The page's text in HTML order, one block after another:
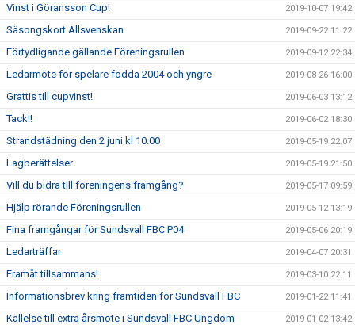
Vinst i Göransson Cup! 2019-10-07 19:42
Säsongskort Allsvenskan 2019-09-22 11:22
Förtydligande gällande Föreningsrullen 2019-09-12 22:34
Ledarmöte för spelare födda 2004 och yngre 2019-08-26 16:00
Grattis till cupvinst! 2019-06-03 13:12
Tack!! 2019-06-02 18:30
Strandstädning den 2 juni kl 10.00 2019-05-19 22:07
Lagberättelser 2019-05-19 21:50
Vill du bidra till föreningens framgång? 2019-05-17 09:59
Hjälp rörande Föreningsrullen 2019-05-12 13:19
Fina framgångar för Sundsvall FBC P04 2019-05-06 20:19
Ledarträffar 2019-04-07 20:31
Framåt tillsammans! 2019-03-10 22:11
Informationsbrev kring framtiden för Sundsvall FBC 2019-01-22 11:41
Kallelse till extra årsmöte i Sundsvall FBC Ungdom 2019-01-02 13:42